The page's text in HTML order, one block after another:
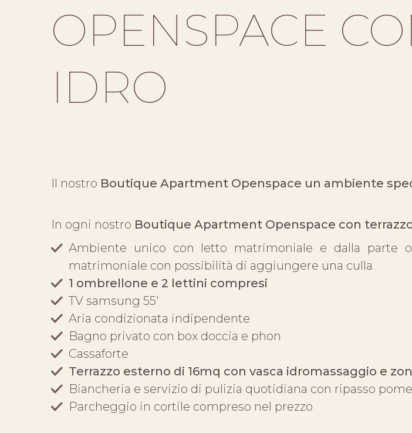
OPENSPACE
IDRO
Il nostro Boutique Apartment Openspace un ambiente
In ogni nostro Boutique Apartment Openspace con
Ambiente unico con letto matrimoniale e dalla parte
matrimoniale con possibilità di aggiungere una culla
1 ombrellone e 2 lettini compresi
TV samsung 55′
Aria condizionata indipendente
Bagno privato con box doccia e phon
Cassaforte
Terrazzo esterno di 16mq con vasca idromassaggio e
Biancheria e servizio di pulizia quotidiana con ripasso
Parcheggio in cortile compreso nel prezzo